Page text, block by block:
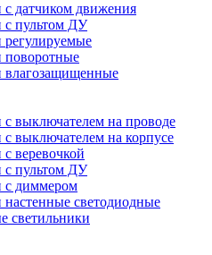
датчиком движения
с пультом ДУ
поворотные
влагозащищенные
выключателем на проводе
выключателем на корпусе
веревочкой
с пультом ДУ
с диммером
светодиодные
светильники